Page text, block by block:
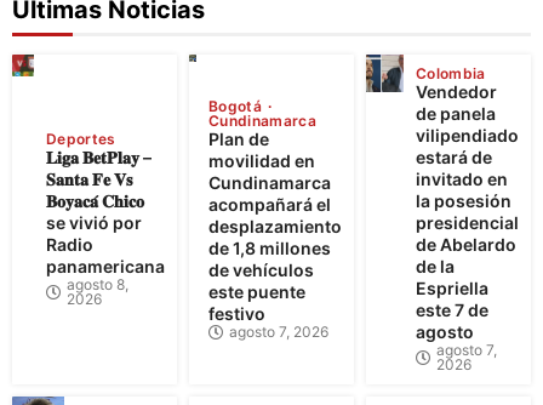
Ultimas Noticias
Deportes
𝐋𝐢𝐠𝐚 𝐁𝐞𝐭𝐏𝐥𝐚𝐲 –
𝐒𝐚𝐧𝐭𝐚 𝐅𝐞 𝐕𝐬
𝐁𝐨𝐲𝐚𝐜𝐚́ 𝐂𝐡𝐢𝐜𝐨
se vivió por
Radio
panamericana
agosto 8,
2026
Bogotá
Cundinamarca
Plan de
movilidad en
Cundinamarca
acompañará el
desplazamiento
de 1,8 millones
de vehículos
este puente
festivo
agosto 7, 2026
Colombia
Vendedor
de panela
vilipendiado
estará de
invitado en
la posesión
presidencial
de Abelardo
de la
Espriella
este 7 de
agosto
agosto 7,
2026